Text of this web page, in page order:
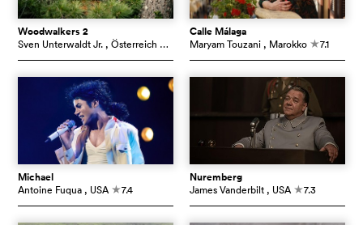
Woodwalkers 2
Sven Unterwaldt Jr. , Österreich
Calle Málaga
Maryam Touzani , Marokko c7.1
Michael
Antoine Fuqua , USA c7.4
Nuremberg
James Vanderbilt , USA c7.3